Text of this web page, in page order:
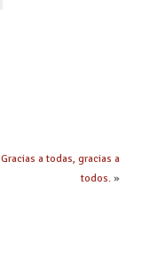
Gracias a todas, gracias a
todos.»